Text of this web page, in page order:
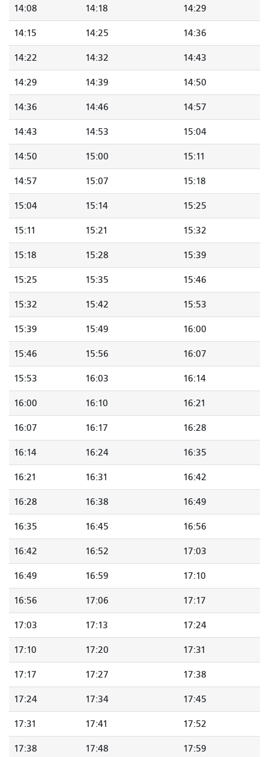
14:08 14:18 14:29
14:15 14:25 14:36
14:22 14:32 14:43
14:29 14:39 14:50
14:36 14:46 14:57
14:43 14:53 15:04
14:50 15:00 15:11
14:57 15:07 15:18
15:04 15:14 15:25
15:11 15:21 15:32
15:18 15:28 15:39
15:25 15:35 15:46
15:32 15:42 15:53
15:39 15:49 16:00
15:46 15:56 16:07
15:53 16:03 16:14
16:00 16:10 16:21
16:07 16:17 16:28
16:14 16:24 16:35
16:21 16:31 16:42
16:28 16:38 16:49
16:35 16:45 16:56
16:42 16:52 17:03
16:49 16:59 17:10
16:56 17:06 17:17
17:03 17:13 17:24
17:10 17:20 17:31
17:17 17:27 17:38
17:24 17:34 17:45
17:31 17:41 17:52
17:38 17:48 17:59